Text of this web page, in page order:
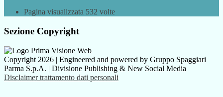
Pagina visualizzata 532 volte
Sezione Copyright
Copyright 2026 | Engineered and powered by Gruppo Spaggiari
Parma S.p.A. | Divisione Publishing & New Social Media
Disclaimer trattamento dati personali